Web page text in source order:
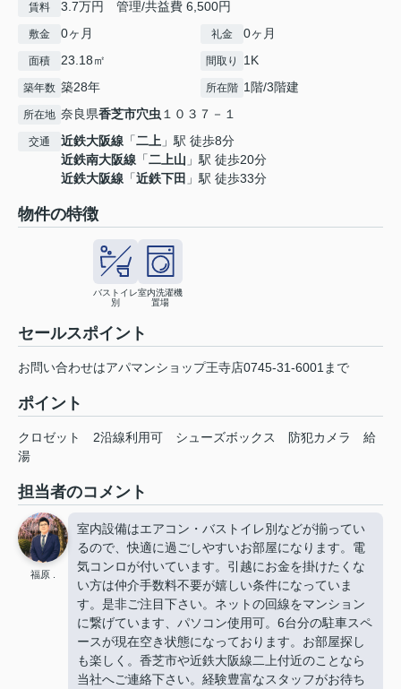
賃料 3.7万円 管理/共益費 6,500円
敷金 0ヶ月 礼金 0ヶ月
面積 23.18㎡ 間取り 1K
築年数 築28年 所在階 1階/3階建
所在地 奈良県香芝市穴虫 １０３７－１
交通 近鉄大阪線 「二上 」駅 徒歩8分
近鉄南大阪線 「二上山 」駅 徒歩20分
近鉄大阪線 「近鉄下田 」駅 徒歩33分
物件の特徴
バストイレ
別
室内洗濯機
置場
セールスポイント
お問い合わせはアパマンショップ王寺店0745-31-6001まで
ポイント
クロゼット 2沿線利用可 シューズボックス 防犯カメラ
給
湯
担当者のコメント
福原 .
室内設備はエアコン・バストイレ別などが揃ってい
るので、快適に過ごしやすいお部屋になります。電
気コンロが付いています。引越にお金を掛けたくな
い方は仲介手数料不要が嬉しい条件になっていま
す。是非ご注目下さい。ネットの回線をマンション
に繋げています、パソコン使用可。6台分の駐車スペ
ースが現在空き状態になっております。お部屋探し
も楽しく。香芝市や近鉄大阪線二上付近のことなら
当社へご連絡下さい。経験豊富なスタッフがお待ち